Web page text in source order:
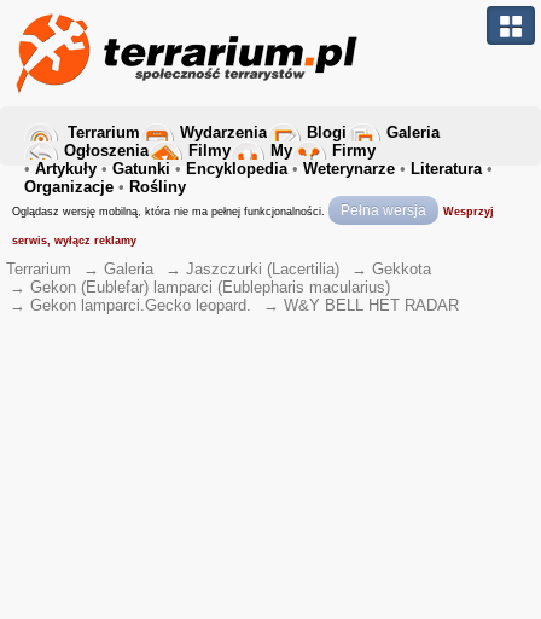
Terrarium Wydarzenia Blogi
Galeria
Ogłoszenia
Filmy My
Firmy
• Artykuły • Gatunki • Encyklopedia• Weterynarze • Literatura•
Organizacje • Rośliny
Oglądasz wersję mobilną, która nie ma pełnej funkcjonalności. Pełna wersja Wesprzyj
serwis, wyłącz reklamy
Terrarium → Galeria → Jaszczurki (Lacertilia) → Gekkota
→ Gekon (Eublefar) lamparci (Eublepharis macularius)
→ Gekon lamparci.Gecko leopard. → W&Y BELL HET RADAR